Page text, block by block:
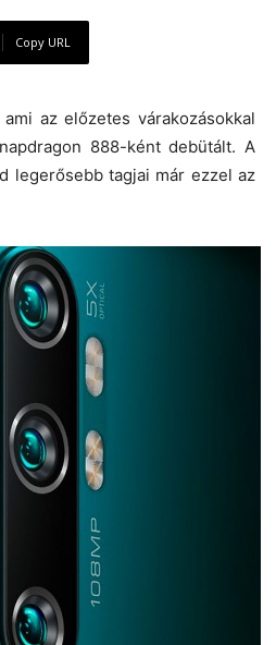
Copy URL
az előzetes várakozásokkal
888-ként debütált. A
legerősebb tagjai már ezzel az